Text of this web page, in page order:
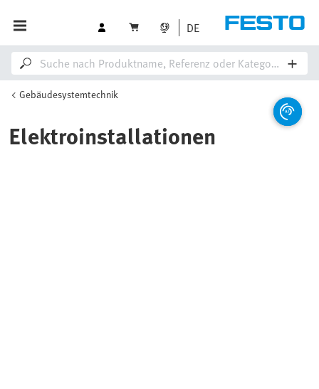
DE
Gebäudesystemtechnik
Elektroinstallationen